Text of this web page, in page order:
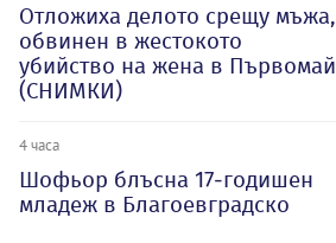
Отложиха делото срещу мъжа,
обвинен в жестокото
убийство на жена в Първомай
(СНИМКИ)
4 часа
Шофьор блъсна 17-годишен
младеж в Благоевградско